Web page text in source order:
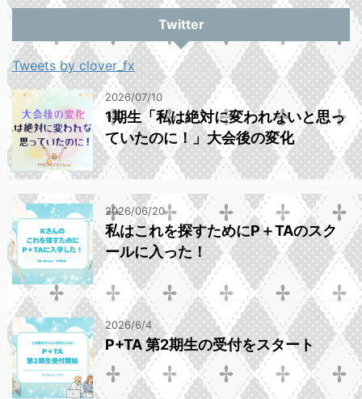
Twitter
Tweets by clover_fx
2026/07/10
1期生「私は絶対に変われないと思っ
ていたのに！」大会後の変化
2026/06/20
私はこれを探すためにP＋TAのスク
ールに入った！
2026/6/4
P+TA 第2期生の受付をスタート